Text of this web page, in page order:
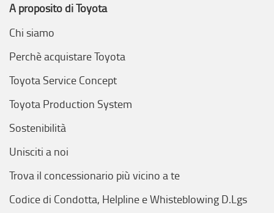
A proposito di Toyota
Chi siamo
Perchè acquistare Toyota
Toyota Service Concept
Toyota Production System
Sostenibilità
Unisciti a noi
Trova il concessionario più vicino a te
Codice di Condotta, Helpline e Whisteblowing D.Lgs